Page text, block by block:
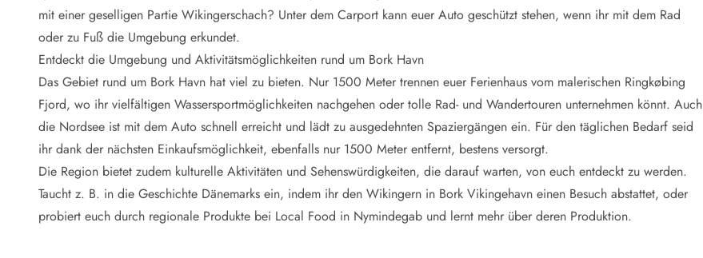
Gratis WLAN
We love people
Esmark VIP Partnervorteile
Esmark KidsVIP
LEGOLAND® Rabatt
Urlaub mit Kindern
Urlaub mit Hund
Urlaub am Strand
Urlaub in der Natur
mit einer geselligen Partie Wikingerschach? Unter dem Carport kann euer Auto geschützt stehen, wenn ihr mit dem Rad
oder zu Fuß die Umgebung erkundet.
Entdeckt die Umgebung und Aktivitätsmöglichkeiten rund um Bork Havn
Das Gebiet rund um Bork Havn hat viel zu bieten. Nur 1500 Meter trennen euer Ferienhaus vom malerischen Ringkøbing
Fjord, wo ihr vielfältigen Wassersportmöglichkeiten nachgehen oder tolle Rad- und Wandertouren unternehmen könnt. Auch
die Nordsee ist mit dem Auto schnell erreicht und lädt zu ausgedehnten Spaziergängen ein. Für den täglichen Bedarf seid
ihr dank der nächsten Einkaufsmöglichkeit, ebenfalls nur 1500 Meter entfernt, bestens versorgt.
Die Region bietet zudem kulturelle Aktivitäten und Sehenswürdigkeiten, die darauf warten, von euch entdeckt zu werden.
Taucht z. B. in die Geschichte Dänemarks ein, indem ihr den Wikingern in Bork Vikingehavn einen Besuch abstattet, oder
probiert euch durch regionale Produkte bei Local Food in Nymindegab und lernt mehr über deren Produktion.